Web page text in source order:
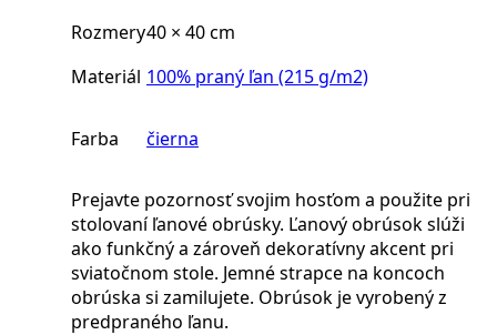
Rozmery40 × 40 cm
Materiál 100% praný ľan (215 g/m2)
Farba čierna
Prejavte pozornosť svojim hosťom a použite pri
stolovaní ľanové obrúsky. Ľanový obrúsok slúži
ako funkčný a zároveň dekoratívny akcent pri
sviatočnom stole. Jemné strapce na koncoch
obrúska si zamilujete. Obrúsok je vyrobený z
predpraného ľanu.